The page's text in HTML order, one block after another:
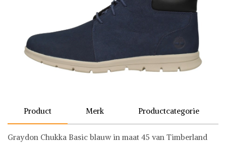
Product Merk Productcategorie
Graydon Chukka Basic blauw in maat 45 van Timberland